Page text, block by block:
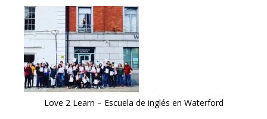
Love 2 Learn – Escuela de inglés en Waterford